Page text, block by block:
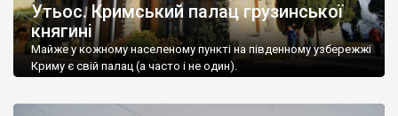
Утьос. Кримський палац грузинської
княгині
Майже у кожному населеному пункті на південному узбережжі
Криму є свій палац (а часто і не один).